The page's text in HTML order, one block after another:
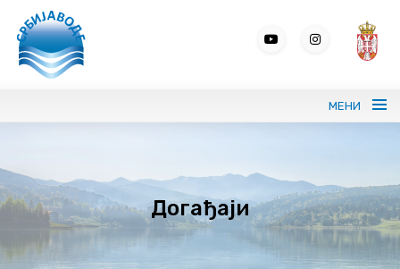
МЕНИ
Портрет ЈВП СРБИЈАВОДЕ
Вода без границаДогађаји